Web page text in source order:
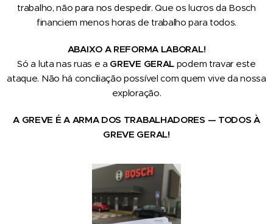
trabalho, não para nos despedir. Que os lucros da Bosch
financiem menos horas de trabalho para todos.
ABAIXO A REFORMA LABORAL!
Só a luta nas ruas e a GREVE GERAL podem travar este
ataque. Não há conciliação possível com quem vive da nossa
exploração.
A GREVE É A ARMA DOS TRABALHADORES — TODOS À
GREVE GERAL!